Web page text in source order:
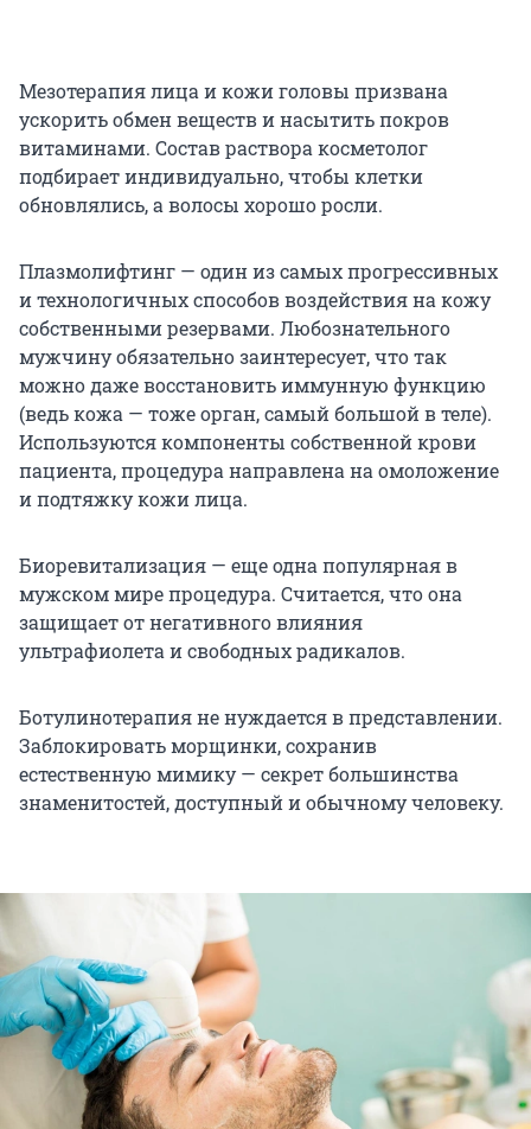
Мезотерапия лица и кожи головы призвана
ускорить обмен веществ и насытить покров
витаминами. Состав раствора косметолог
подбирает индивидуально, чтобы клетки
обновлялись, а волосы хорошо росли.
Плазмолифтинг — один из самых прогрессивных
и технологичных способов воздействия на кожу
собственными резервами. Любознательного
мужчину обязательно заинтересует, что так
можно даже восстановить иммунную функцию
(ведь кожа — тоже орган, самый большой в теле).
Используются компоненты собственной крови
пациента, процедура направлена на омоложение
и подтяжку кожи лица.
Биоревитализация — еще одна популярная в
мужском мире процедура. Считается, что она
защищает от негативного влияния
ультрафиолета и свободных радикалов.
Ботулинотерапия не нуждается в представлении.
Заблокировать морщинки, сохранив
естественную мимику — секрет большинства
знаменитостей, доступный и обычному человеку.